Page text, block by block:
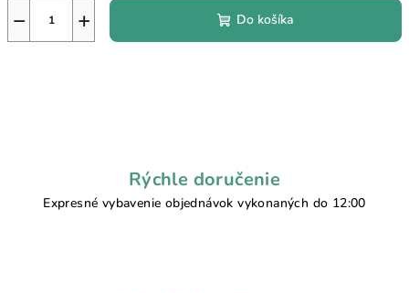
+
− Do košíka
Rýchle doručenie
Expresné vybavenie objednávok vykonaných do 12:00